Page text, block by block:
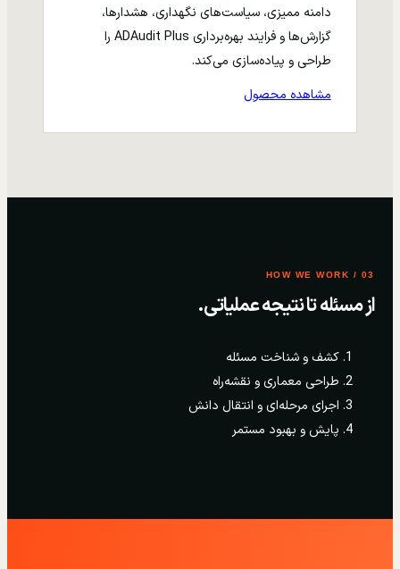
دامنه ممیزی، سیاست‌های نگهداری، هشدارها،
گزارش‌ها و فرایند بهره‌برداری ADAudit Plus را
طراحی و پیاده‌سازی می‌کند.
مشاهده محصول
03 / HOW WE WORK
از مسئله تا نتیجه عملیاتی.
کشف و شناخت مسئله
طراحی معماری و نقشه‌راه
اجرای مرحله‌ای و انتقال دانش
پایش و بهبود مستمر